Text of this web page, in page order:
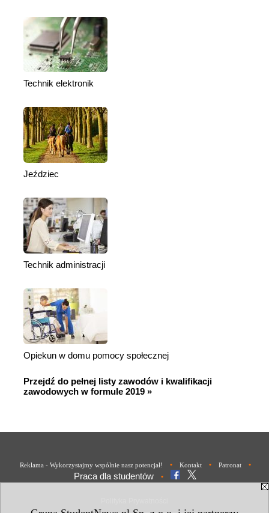
Technik elektronik
Jeździec
Technik administracji
Opiekun w domu pomocy społecznej
Przejdź do pełnej listy zawodów i kwalifikacji
zawodowych w formule 2019 »
Reklama - Wykorzystajmy wspólnie nasz potencjał! • Kontakt • Patronat •
Praca dla studentów •